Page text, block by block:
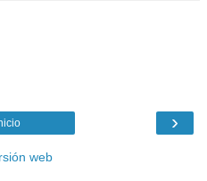
›
web